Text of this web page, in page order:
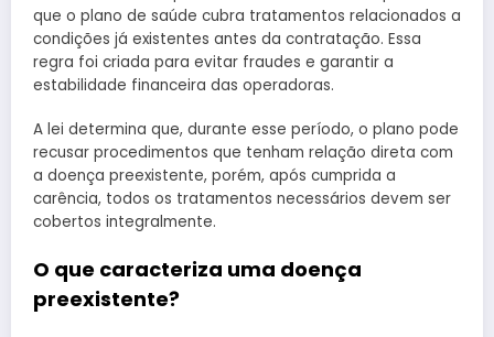
que o plano de saúde cubra tratamentos relacionados a
condições já existentes antes da contratação. Essa
regra foi criada para evitar fraudes e garantir a
estabilidade financeira das operadoras.
A lei determina que, durante esse período, o plano pode
recusar procedimentos que tenham relação direta com
a doença preexistente, porém, após cumprida a
carência, todos os tratamentos necessários devem ser
cobertos integralmente.
O que caracteriza uma doença
preexistente?